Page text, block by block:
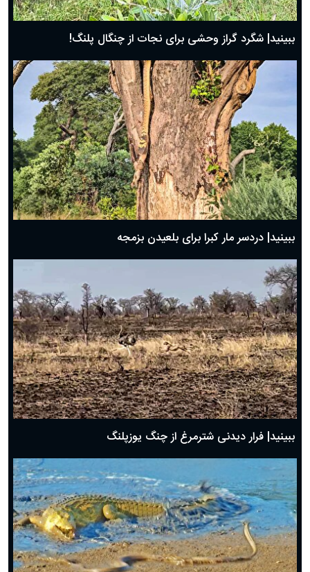
ببینید| شگرد گراز وحشی برای نجات از چنگال پلنگ!
ببینید| دردسر مار کبرا برای بلعیدن بزمجه
ببینید| فرار دیدنی شترمرغ از چنگ یوزپلنگ